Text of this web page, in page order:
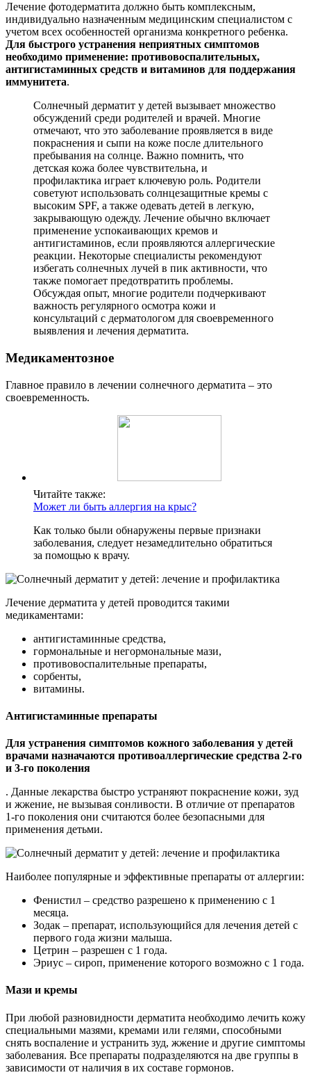
Лечение фотодерматита должно быть комплексным,
индивидуально назначенным медицинским специалистом с
учетом всех особенностей организма конкретного ребенка.
Для быстрого устранения неприятных симптомов
необходимо применение: противовоспалительных,
антигистаминных средств и витаминов для поддержания
иммунитета.
Солнечный дерматит у детей вызывает множество
обсуждений среди родителей и врачей. Многие
отмечают, что это заболевание проявляется в виде
покраснения и сыпи на коже после длительного
пребывания на солнце. Важно помнить, что
детская кожа более чувствительна, и
профилактика играет ключевую роль. Родители
советуют использовать солнцезащитные кремы с
высоким SPF, а также одевать детей в легкую,
закрывающую одежду. Лечение обычно включает
применение успокаивающих кремов и
антигистаминов, если проявляются аллергические
реакции. Некоторые специалисты рекомендуют
избегать солнечных лучей в пик активности, что
также помогает предотвратить проблемы.
Обсуждая опыт, многие родители подчеркивают
важность регулярного осмотра кожи и
консультаций с дерматологом для своевременного
выявления и лечения дерматита.
Медикаментозное
Главное правило в лечении солнечного дерматита – это
своевременность.
Читайте также:
Может ли быть аллергия на крыс?
Как только были обнаружены первые признаки
заболевания, следует незамедлительно обратиться
за помощью к врачу.
Лечение дерматита у детей проводится такими
медикаментами:
антигистаминные средства,
гормональные и негормональные мази,
противовоспалительные препараты,
сорбенты,
витамины.
Антигистаминные препараты
Для устранения симптомов кожного заболевания у детей
врачами назначаются противоаллергические средства 2-го
и 3-го поколения
. Данные лекарства быстро устраняют покраснение кожи, зуд
и жжение, не вызывая сонливости. В отличие от препаратов
1-го поколения они считаются более безопасными для
применения детьми.
Наиболее популярные и эффективные препараты от аллергии:
Фенистил – средство разрешено к применению с 1
месяца.
Зодак – препарат, использующийся для лечения детей с
первого года жизни малыша.
Цетрин – разрешен с 1 года.
Эриус – сироп, применение которого возможно с 1 года.
Мази и кремы
При любой разновидности дерматита необходимо лечить кожу
специальными мазями, кремами или гелями, способными
снять воспаление и устранить зуд, жжение и другие симптомы
заболевания. Все препараты подразделяются на две группы в
зависимости от наличия в их составе гормонов.